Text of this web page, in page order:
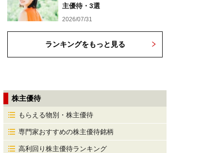
主優待・3選
2026/07/31
ランキングをもっと見る
株主優待
もらえる物別・株主優待
専門家おすすめの株主優待銘柄
高利回り株主優待ランキング